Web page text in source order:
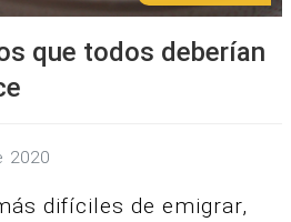
que todos deberían
2020
difíciles de emigrar,